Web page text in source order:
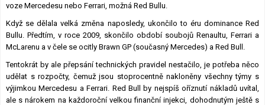
voze Mercedesu nebo Ferrari, možná Red Bullu.
Když se dělala velká změna naposledy, ukončilo to éru dominance Red
Bullu. Předtím, v roce 2009, skončilo období soubojů Renaultu, Ferrari a
McLarenu a v čele se ocitly Brawn GP (současný Mercedes) a Red Bull.
Tentokrát by ale přepsání technických pravidel nestačilo, je potřeba něco
udělat s rozpočty, čemuž jsou stoprocentně nakloněny všechny týmy s
výjimkou Mercedesu a Ferrari. Red Bull by nejspíš oříznutí nákladů uvítal,
ale s nárokem na každoroční velkou finanční injekci, dohodnutým ještě s